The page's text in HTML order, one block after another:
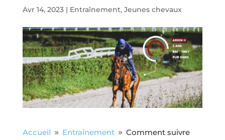
Avr 14, 2023| Entraînement, Jeunes chevaux
Accueil 9 Entraînement 9 Comment suivre